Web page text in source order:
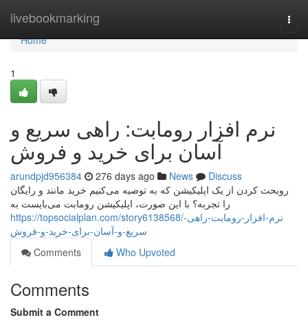
livebookmarking
Home
Home
1
نرم افزار رومابت: راهی سریع و
آسان برای خرید و فروش
arundpjd956384 276 days ago News
Discuss
روبحث کردن از یک اپلیکیشن که به توصیه می‌کنیم خرید مانند و رایگان
را تجربه؟ با این صورت، اپلیکیشن رومابت می‌بایست به
https://topsocialplan.com/story6138568/نرم-افزار-رومابت-راهی-
سریع-و-آسان-برای-خرید-و-فروش
Comments
Who Upvoted
Comments
Submit a Comment